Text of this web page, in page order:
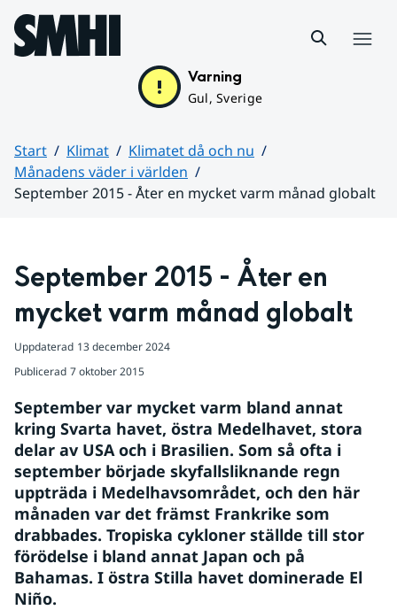
Hoppa till sidans innehåll
Varning
Gul, Sverige
Start Klimat
Klimatet då och nu
Månadens väder i världen
September 2015 - Åter en mycket varm månad globalt
September 2015 - Åter en
mycket varm månad globalt
Uppdaterad 13 december 2024
Publicerad 7 oktober 2015
September var mycket varm bland annat
kring Svarta havet, östra Medelhavet, stora
delar av USA och i Brasilien. Som så ofta i
september började skyfallsliknande regn
uppträda i Medelhavsområdet, och den här
månaden var det främst Frankrike som
drabbades. Tropiska cykloner ställde till stor
förödelse i bland annat Japan och på
Bahamas. I östra Stilla havet dominerade El
Niño.